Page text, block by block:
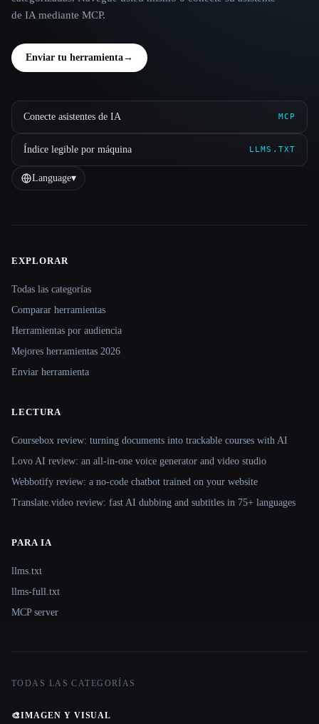
de IA mediante MCP.
Enviar tu herramienta→
Conecte asistentes de IA MCP
Índice legible por máquina LLMS.TXT
Language▾
Site navigation
EXPLORAR
Todas las categorías
Comparar herramientas
Herramientas por audiencia
Mejores herramientas 2026
Enviar herramienta
LECTURA
Coursebox review: turning documents into trackable courses with AI
Lovo AI review: an all-in-one voice generator and video studio
Webbotify review: a no-code chatbot trained on your website
Translate.video review: fast AI dubbing and subtitles in 75+ languages
PARA IA
llms.txt
llms-full.txt
MCP server
TODAS LAS CATEGORÍAS
🎨IMAGEN Y VISUAL